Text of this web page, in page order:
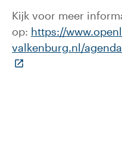
Kijk voor meer
op: https://
valkenburg.nl/
(Deze link gaat naar